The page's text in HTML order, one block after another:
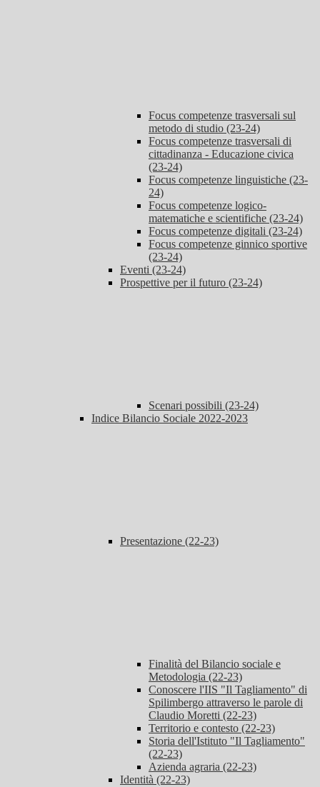
Focus competenze trasversali sul
metodo di studio (23-24)
Focus competenze trasversali di
cittadinanza - Educazione civica
(23-24)
Focus competenze linguistiche (23-
24)
Focus competenze logico-
matematiche e scientifiche (23-24)
Focus competenze digitali (23-24)
Focus competenze ginnico sportive
(23-24)
Eventi (23-24)
Prospettive per il futuro (23-24)
Scenari possibili (23-24)
Indice Bilancio Sociale 2022-2023
Presentazione (22-23)
Finalità del Bilancio sociale e
Metodologia (22-23)
Conoscere l'IIS "Il Tagliamento" di
Spilimbergo attraverso le parole di
Claudio Moretti (22-23)
Territorio e contesto (22-23)
Storia dell'Istituto "Il Tagliamento"
(22-23)
Azienda agraria (22-23)
Identità (22-23)